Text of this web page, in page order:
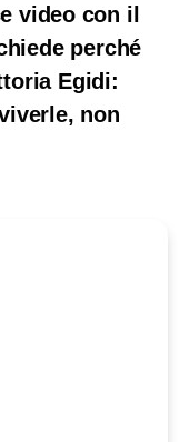
video con il
perché
Egidi:
non